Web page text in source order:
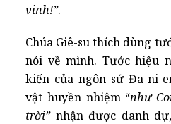
vinh!”.
Chúa Giê-su thích dùng
nói về mình. Tước hiệu
kiến của ngôn sứ Đa-ni-
vật huyền nhiệm “như
trời” nhận được danh